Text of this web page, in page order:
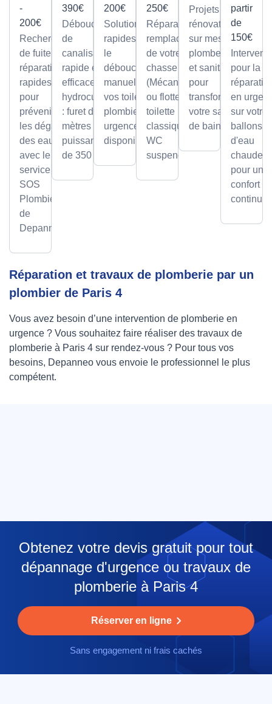
-
200€
Recherche
de fuite et
réparation
rapides
pour
prévenir
les dégâts
des eaux
avec le
service
SOS
Plombier
de
Depanneo
390€
Débouchage
de
canalisation
rapide et
efficace par
hydrocurage
: furet de 100
mètres et
puissance
de 350 bars.
200€
Solutions
rapides pour
le
débouchage
manuel de
vos toilettes,
plombier en
urgence
disponible.
250€
Réparation et
remplacement
de votre
chasse d'eau
(Mécanisme
ou flotteur) sur
toilette
classique ou
WC
suspendu.
Projets de
rénovation
sur mesure
plomberie
et sanitaire
pour
transformer
votre salle
de bain.
partir
de
150€
pour la
en
sur votre
ballons
d'eau
chaude,
pour un
confort
continu.
Réparation et travaux de plomberie par un
plombier de Paris 4
Vous avez besoin d’une intervention de plomberie en
urgence ? Vous souhaitez faire réaliser des travaux de
plomberie à Paris 4 sur rendez-vous ? Pour tous vos
besoins, Depanneo vous envoie le professionnel le plus
compétent.
Obtenez votre devis gratuit pour tout
dépannage d'urgence ou travaux de
plomberie à Paris 4
Réserver en ligne
Sans engagement ni frais cachés